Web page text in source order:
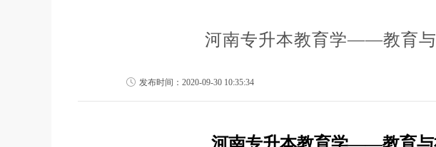
河南专升本教育学——教育与
发布时间：2020-09-30 10:35:34